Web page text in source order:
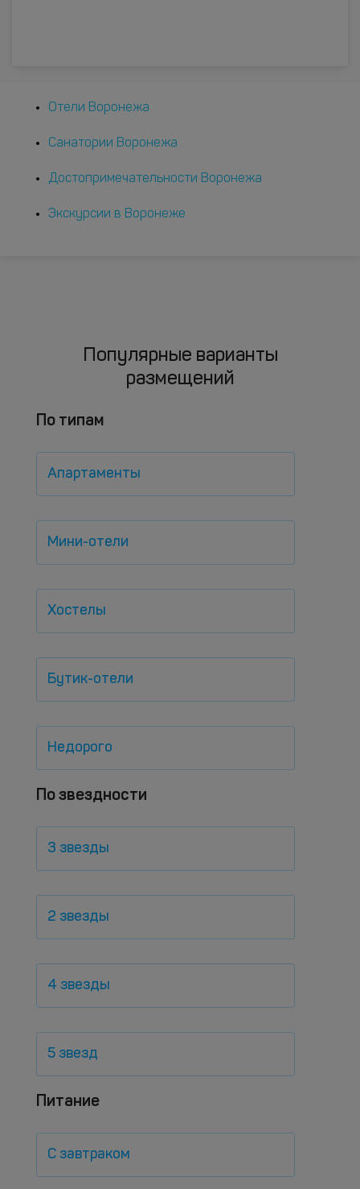
Отели Воронежа
Санатории Воронежа
Достопримечательности Воронежа
Экскурсии в Воронеже
Популярные варианты
размещений
По типам
Апартаменты
Мини-отели
Хостелы
Бутик-отели
Недорого
По звездности
3 звезды
2 звезды
4 звезды
5 звезд
Питание
С завтраком